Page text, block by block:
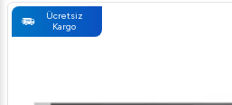
Ücretsiz
Kargo